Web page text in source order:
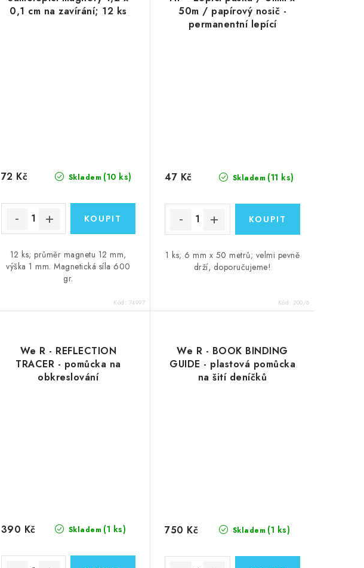
0,1 cm na zavírání; 12 ks
Skladem (10 ks)
72 Kč
12 ks; průměr magnetu 12 mm,
výška 1 mm. Magnetická síla 600
gr.
Kód: 74997
50m / papírový nosič -
permanentní lepící
Skladem (11 ks)
47 Kč
1 ks; 6 mm x 50 metrů; velmi pevně
drží, doporučujeme!
Kód: 200/6
We R - REFLECTION
TRACER - pomůcka na
obkreslování
Skladem (1 ks)
390 Kč
We R - BOOK BINDING
GUIDE - plastová pomůcka
na šití deníčků
Skladem (1 ks)
750 Kč